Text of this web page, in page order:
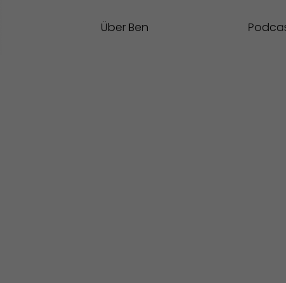
Über Ben